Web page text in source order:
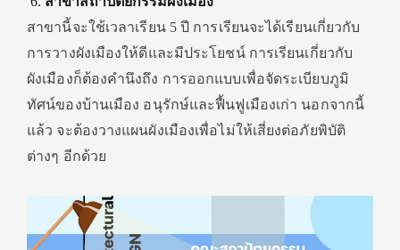
สาขานี้จะใช้เวลาเรียน 5 ปี การเรียนจะได้เรียนเกี่ยวกับ
การวางผังเมืองให้ดีและมีประโยชน์ การเรียนเกี่ยวกับ
ผังเมืองก็ต้องคำนึงถึง การออกแบบเพื่อจัดระเบียบภูมิ
ทัศน์ของบ้านเมือง อนุรักษ์และฟื้นฟูเมืองเก่า นอกจากนี้
แล้ว จะต้องวางแผนผังเมืองเพื่อไม่ให้เสี่ยงต่อภัยพิบัติ
ต่างๆ อีกด้วย